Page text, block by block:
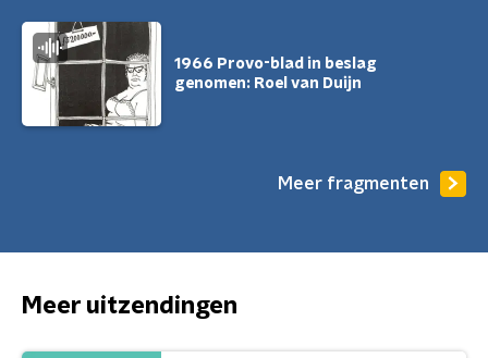
1966 Provo-blad in beslag
genomen: Roel van Duijn
Meer fragmenten
Meer uitzendingen